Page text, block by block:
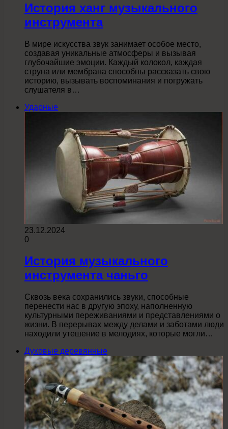
История ханг музыкального
инструмента
В мире искусства звук занимает особое место,
создавая уникальные атмосферы и вызывая
глубочайшие эмоции. Каждый колокол, каждая
струна или мембрана способны рассказать свою
историю, вызывать воспоминания и погружать
слушателя в…
Ударные
23.12.2024
0
История музыкального
инструмента чаньго
Сквозь века сохранились звуки, способные
перенести нас в другую эпоху, наполненную
культурными переживаниями и представлениями о
жизни. В перерывах между делами и заботами люди
находили утешение в мелодиях, которые могли…
Духовые деревянные